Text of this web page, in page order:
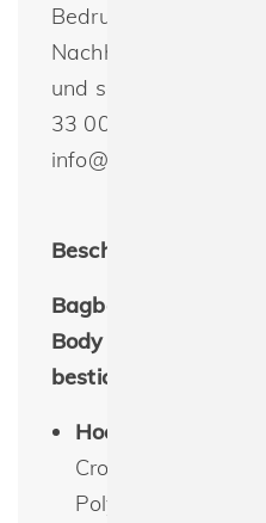
Bedruckung oder
Nachhaltig
und schnell
33 00 16 30 oder per
info@spreeprint.de
Beschreibung:
Bagbase BG759
Body Bag individuell
besticken lassen
Hochwertiges
Crossbody-Bag
Polyurethan und